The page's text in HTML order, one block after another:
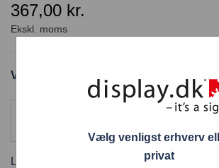
367,00 kr.
Varenummer: Safe screen 84 x 60 cm
Levering:
Vælg venligst erhverv
privat